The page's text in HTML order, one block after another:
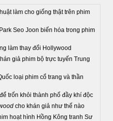
làm cho giống thật trên phim
Seo Joon biến hóa trong phim
làm thay đổi Hollywood
giả phim bộ trực tuyến Trung
loại phim cổ trang và thần
trốn khỏi thành phố đầy khí độc
cho khán giả như thế nào
hoạt hình Hồng Kông tranh Sư